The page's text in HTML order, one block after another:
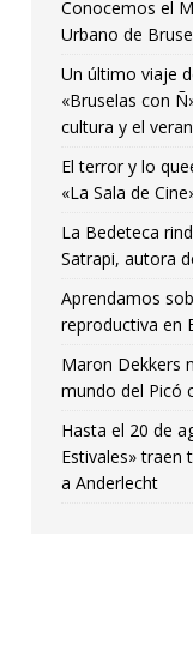
Conocemos el
Urbano de
Un último viaje
«Bruselas con
cultura y el
El terror y lo
«La Sala de
La Bedeteca
Satrapi, autora
Aprendamos
reproductiva en
Maron Dekkers
mundo del Picó
Hasta el 20 de
Estivales» traen
a Anderlecht